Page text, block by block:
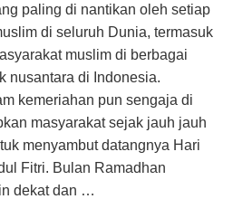
paling di nantikan oleh setiap
di seluruh Dunia, termasuk
muslim di berbagai
nusantara di Indonesia.
kemeriahan pun sengaja di
masyarakat sejak jauh jauh
menyambut datangnya Hari
Fitri. Bulan Ramadhan
dekat dan …